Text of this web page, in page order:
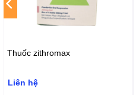
Thuốc zithromax
Liên hệ